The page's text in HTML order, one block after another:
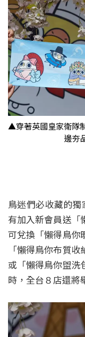
▲穿著英國皇家衛隊
邊夯
鳥迷們必收藏的
有加入新會員送「
可兌換「懶得鳥你
「懶得鳥你布質
或「懶得鳥你盥洗
時，全台８店還將